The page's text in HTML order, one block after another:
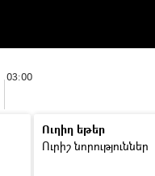
03:00
Ուղիղ եթեր
Ուրիշ նորություններ